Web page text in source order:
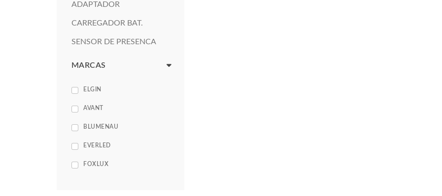
ADAPTADOR
CARREGADOR BAT.
SENSOR DE PRESENCA
MARCAS
ELGIN
AVANT
BLUMENAU
EVERLED
FOXLUX